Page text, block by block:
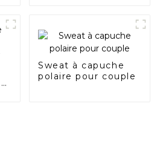
Sweat à capuche
polaire pour couple